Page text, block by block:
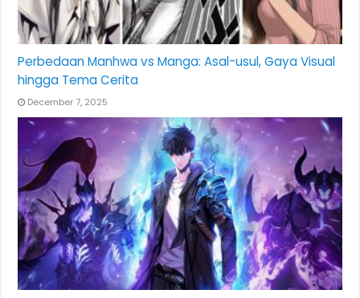
Perbedaan Manhwa vs Manga: Asal-usul, Gaya Visual
hingga Tema Cerita
December 7, 2025